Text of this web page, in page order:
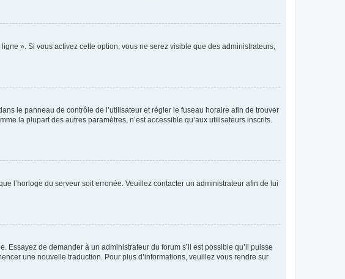
». Si vous activez cette option, vous ne serez visible que des administrateurs,
le panneau de contrôle de l’utilisateur et régler le fuseau horaire afin de trouver
la plupart des autres paramètres, n’est accessible qu’aux utilisateurs inscrits.
l’horloge du serveur soit erronée. Veuillez contacter un administrateur afin de lui
de demander à un administrateur du forum s’il est possible qu’il puisse
une nouvelle traduction. Pour plus d’informations, veuillez vous rendre sur